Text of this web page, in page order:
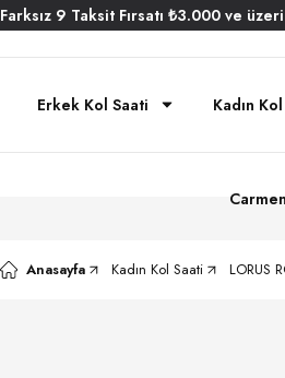
Farksız 9 Taksit Fırsatı ₺3.000 ve
Erkek Kol Saati Kadın
Anasayfa Kadın Kol Saati LORUS